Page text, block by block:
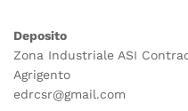
Deposito
Zona Industriale ASI
Agrigento
edrcsr@gmail.com